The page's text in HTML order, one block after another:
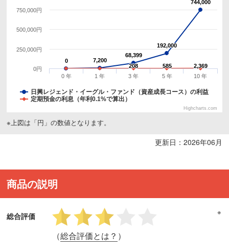
0
0 7,200
7,200
68,399
68,399
192,000
192,000
744,000
744,000
208
208 585
585 2,369
2,369
日興レジェンド・イーグル・ファンド（資産成長コース）の利益
定期預金の利息（年利0.1%で算出）
0 年 1 年 3 年 5 年 10 年
0円
250,000円
500,000円
750,000円
Highcharts.com
※上図は「円」の数値となります。
更新日：2026年06月
商品の説明
総合評価
（総合評価とは？ ）
※